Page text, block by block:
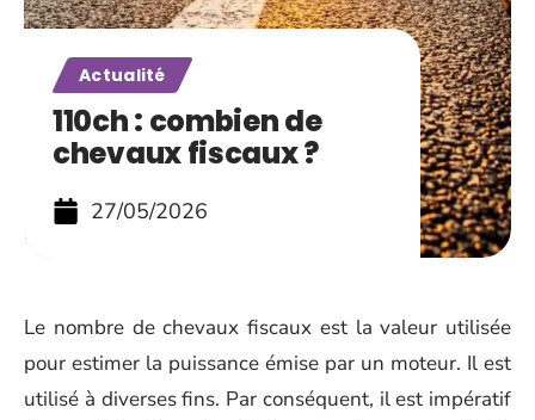
Actualité
110ch : combien de
chevaux fiscaux ?
27/05/2026
Le nombre de chevaux fiscaux est la valeur utilisée
pour estimer la puissance émise par un moteur. Il est
utilisé à diverses fins. Par conséquent, il est impératif